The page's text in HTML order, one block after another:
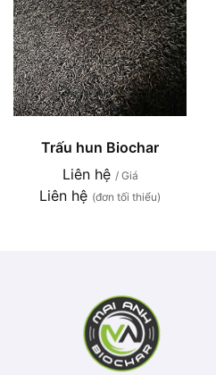
Trấu hun Biochar
Liên hệ / Giá
Liên hệ (đơn tối thiểu)